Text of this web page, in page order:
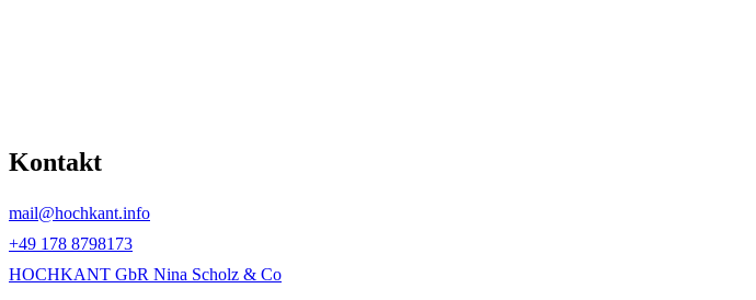
Kontakt
mail@hochkant.info
+49 178 8798173
HOCHKANT GbR Nina Scholz & Co